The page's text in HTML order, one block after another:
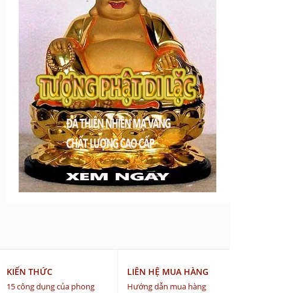
KIẾN THỨC
15 công dụng của phong
LIÊN HỆ MUA HÀNG
Hướng dẫn mua hàng